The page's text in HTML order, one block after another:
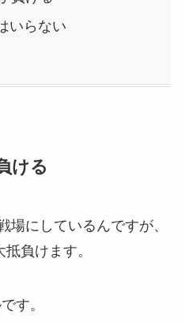
いらない
ける
場にしているんですが、
負けます。
す。